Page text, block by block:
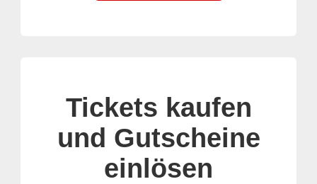
Tickets kaufen
und Gutscheine
einlösen